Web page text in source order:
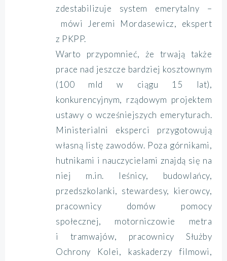
zdestabilizuje system emerytalny –
mówi Jeremi Mordasewicz, ekspert
z PKPP.
Warto przypomnieć, że trwają także
prace nad jeszcze bardziej kosztownym
(100 mld w ciągu 15 lat),
konkurencyjnym, rządowym projektem
ustawy o wcześniejszych emeryturach.
Ministerialni eksperci przygotowują
własną listę zawodów. Poza górnikami,
hutnikami i nauczycielami znajdą się na
niej m.in. leśnicy, budowlańcy,
przedszkolanki, stewardesy, kierowcy,
pracownicy domów pomocy
społecznej, motorniczowie metra
i tramwajów, pracownicy Służby
Ochrony Kolei, kaskaderzy filmowi,